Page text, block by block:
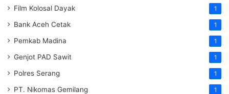
Film Kolosal Dayak 1
Bank Aceh Cetak 1
Pemkab Madina 1
Genjot PAD Sawit 1
Polres Serang 1
PT. Nikomas Gemilang 1